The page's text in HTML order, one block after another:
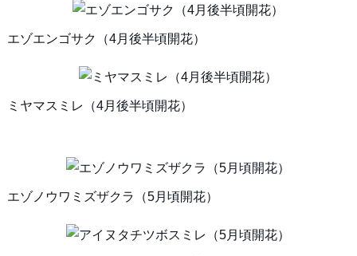
エゾエンゴサク（4月後半頃開花）
ミヤマスミレ（4月後半頃開花）
エゾノウワミズザクラ（5月頃開花）